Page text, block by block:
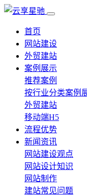
首页
网站建设
外贸建站
案例展示
推荐案例
按行业分类案例
外贸建站
移动端H5
流程优势
新闻资讯
网站建设观点
网站设计知识
网站制作
建站常见问题